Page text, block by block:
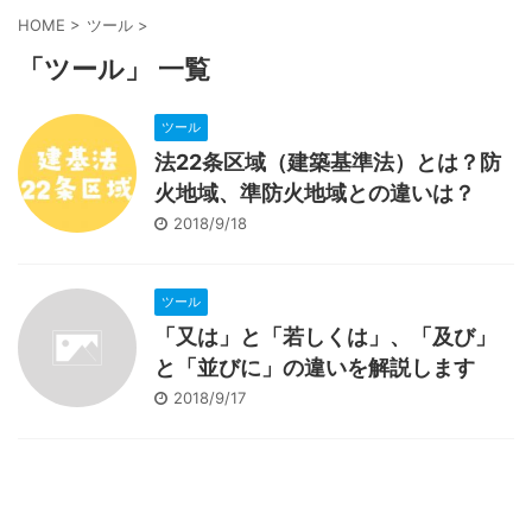
HOME > ツール >
「ツール」 一覧
ツール
法22条区域（建築基準法）とは？防
火地域、準防火地域との違いは？
2018/9/18
ツール
「又は」と「若しくは」、「及び」
と「並びに」の違いを解説します
2018/9/17